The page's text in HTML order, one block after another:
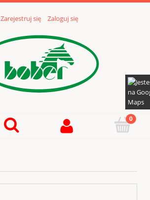
Zarejestruj się Zaloguj się